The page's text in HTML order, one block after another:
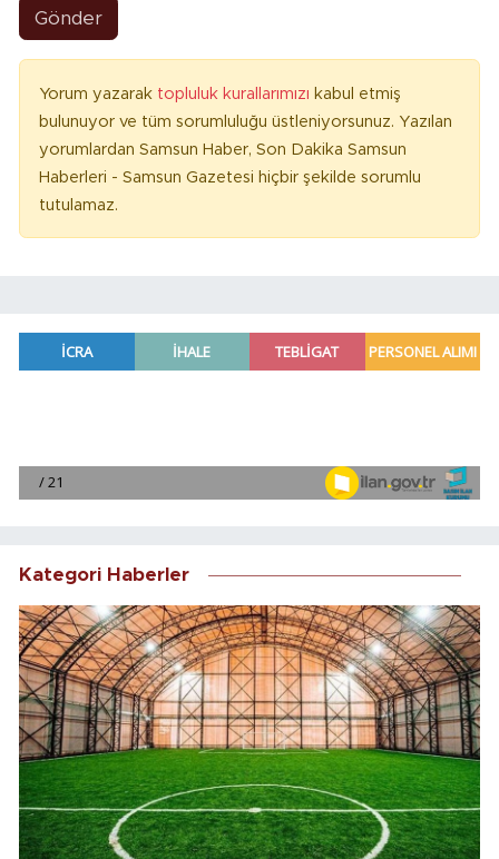
Gönder
Yorum yazarak topluluk kurallarımızı kabul etmiş
bulunuyor ve tüm sorumluluğu üstleniyorsunuz. Yazılan
yorumlardan Samsun Haber, Son Dakika Samsun
Haberleri - Samsun Gazetesi hiçbir şekilde sorumlu
tutulamaz.
Kategori Haberler